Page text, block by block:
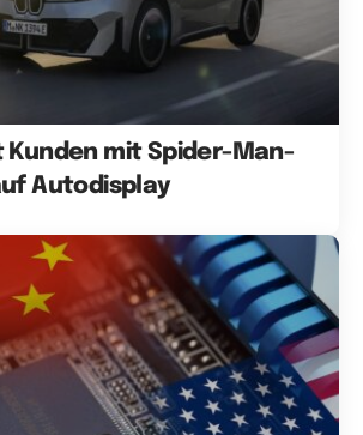
Kunden mit Spider-Man-
Autodisplay